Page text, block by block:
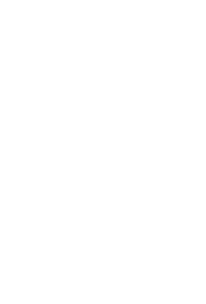
付方式。 讓您購物簡單